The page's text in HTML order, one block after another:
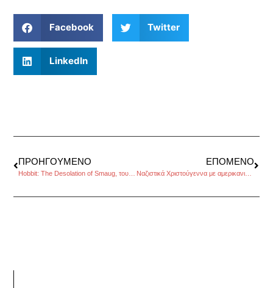
Facebook Twitter
LinkedIn
ΠΡΟΗΓΟΎΜΕΝΟ ΕΠΌΜΕΝΟ
Ναζιστικά Χριστούγεννα με αμερικανικά δώρα, του Βαγγέλη Γεωργίου